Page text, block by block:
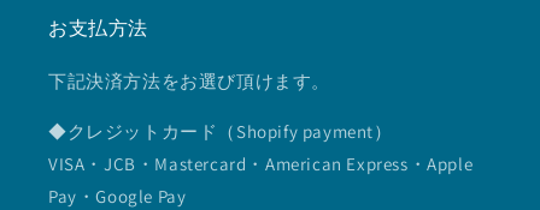
お支払方法
下記決済方法をお選び頂けます。
◆クレジットカード（Shopify payment）
VISA・JCB・Mastercard・American Express・Apple
Pay・Google Pay